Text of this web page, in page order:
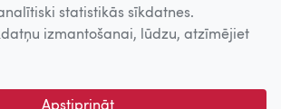
statistikās sīkdatnes.
izmantošanai, lūdzu, atzīmējiet